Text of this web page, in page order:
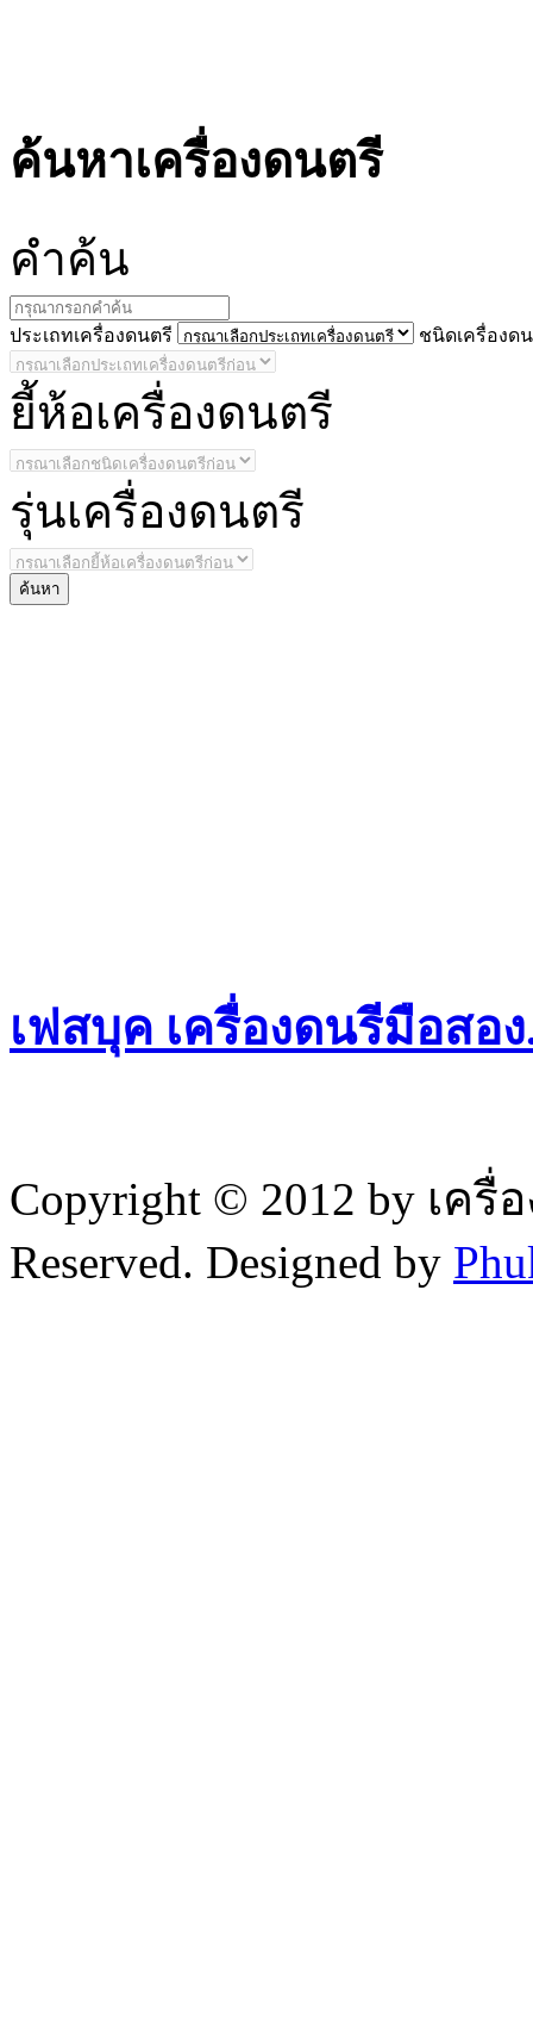
ค้นหาเครื่องดนตรี
คำค้น
ประเถทเครื่องดนตรี ชนิดเครื่องด
ยี้ห้อเครื่องดนตรี
รุ่นเครื่องดนตรี
เฟสบุค เครื่องดนรีมือสอง
Copyright © 2012 by เค
Reserved. Designed by